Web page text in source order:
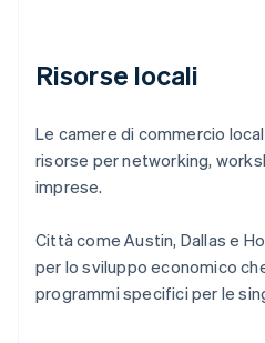
Risorse locali
Le camere di commercio
risorse per networking,
imprese.
Città come Austin, Dallas e
per lo sviluppo economico
programmi specifici per le